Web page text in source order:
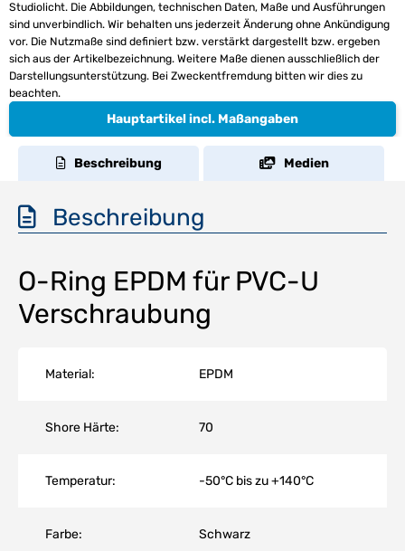
Studiolicht. Die Abbildungen, technischen Daten, Maße und Ausführungen
sind unverbindlich. Wir behalten uns jederzeit Änderung ohne Ankündigung
vor. Die Nutzmaße sind definiert bzw. verstärkt dargestellt bzw. ergeben
sich aus der Artikelbezeichnung. Weitere Maße dienen ausschließlich der
Darstellungsunterstützung. Bei Zweckentfremdung bitten wir dies zu
beachten.
Hauptartikel incl. Maßangaben
Beschreibung Medien
Beschreibung
O-Ring EPDM für PVC-U
Verschraubung
Material: EPDM
Shore Härte: 70
Temperatur: -50°C bis zu +140°C
Farbe: Schwarz